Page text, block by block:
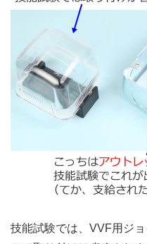
技能試験では、VVF用ジ